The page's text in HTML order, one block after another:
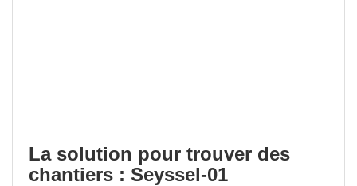
La solution pour trouver des
chantiers : Seyssel-01